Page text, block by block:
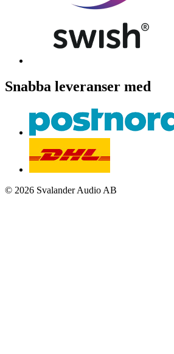
Snabba leveranser med
© 2026 Svalander Audio AB